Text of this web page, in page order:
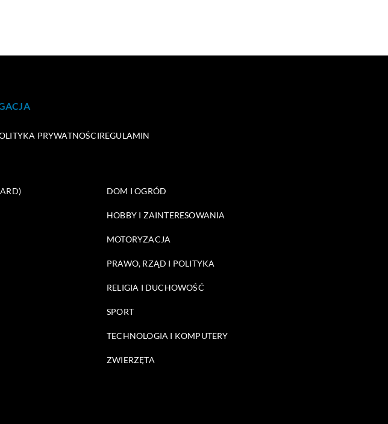
PRYWATNOŚCIREGULAMIN
DOM I OGRÓD
HOBBY I ZAINTERESOWANIA
MOTORYZACJA
PRAWO, RZĄD I POLITYKA
RELIGIA I DUCHOWOŚĆ
SPORT
TECHNOLOGIA I KOMPUTERY
ZWIERZĘTA